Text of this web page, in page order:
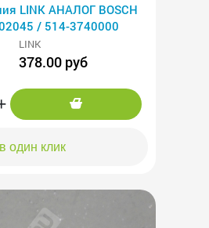
LINK АНАЛОГ BOSCH
/ 514-3740000
LINK
378.00 руб
один клик